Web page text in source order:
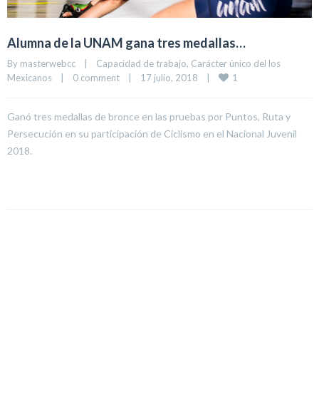
Alumna de la UNAM gana tres medallas…
By masterwebcc | Capacidad de trabajo, Carácter único del los
Mexicanos
| 0 comment | 17 julio, 2018 | 1
Ganó tres medallas de bronce en las pruebas por Puntos, Ruta y
Persecución en su participación de Ciclismo en el Nacional Juvenil
2018.